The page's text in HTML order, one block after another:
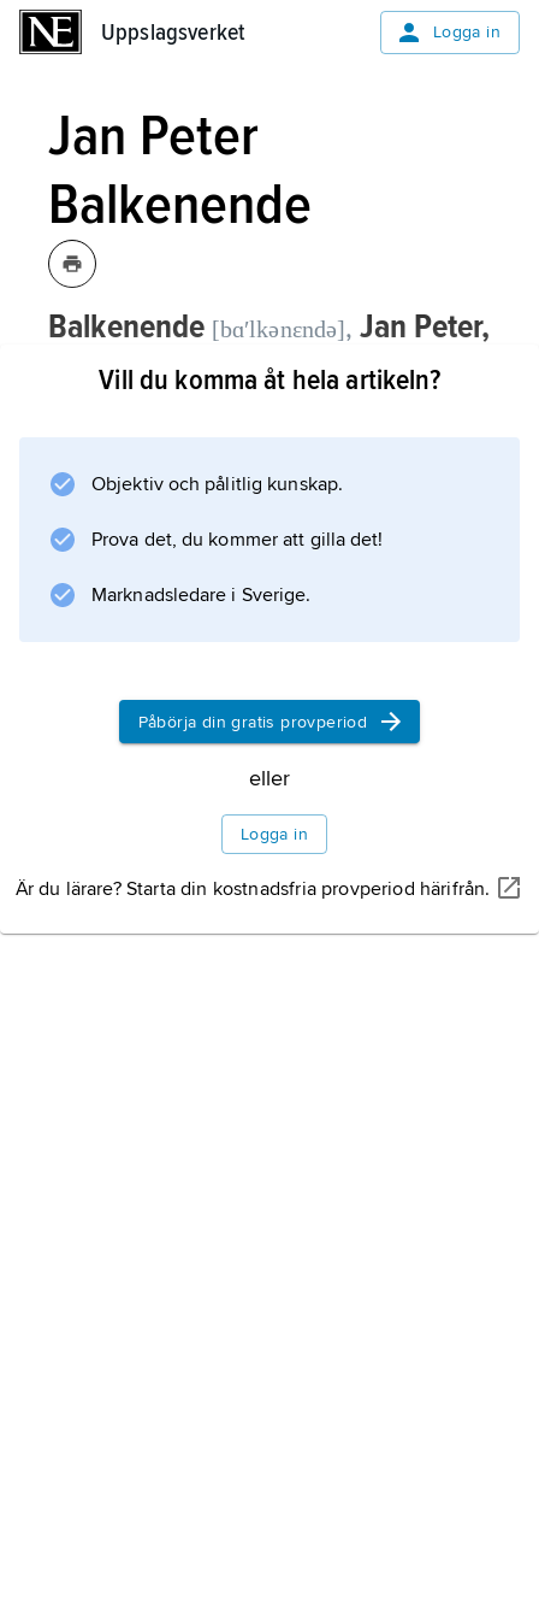
Uppslagsverket Logga in
Jan Peter
Balkenende
Balkenende [bɑʹlkənɛndə], Jan Peter,
född 1956, nederländsk politiker
(kristdemokrat), premiärminister 2002–
Democratisch Appèl) 2001–10.
Jan Peter Balkenendes första val som
partiledare 2002 blev framgångsrikt, CDA
återvann regeringsmakten med stöd av
Lijst Pim Fortuyn
). Nyval fick hållas 2003 efter interna problem
hos LPF, vars partiledare Pim Fortuyn (1948–
2002) mördats strax innan
Information om artikeln
Vill du komma åt hela artikeln?
Objektiv och pålitlig kunskap.
Prova det, du kommer att gilla det!
Marknadsledare i Sverige.
Påbörja din gratis provperiod
eller
Logga in
Är du lärare? Starta din kostnadsfria provperiod härifrån.